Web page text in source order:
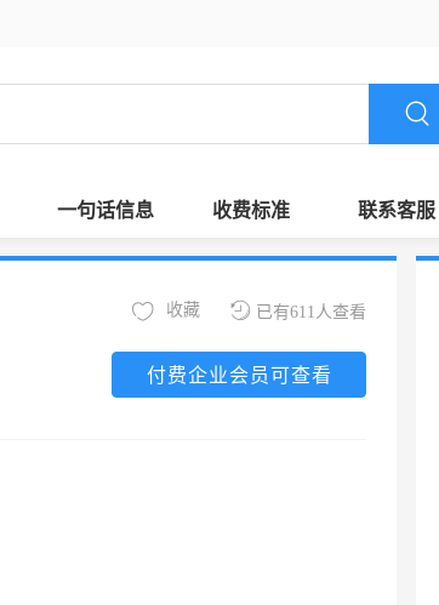
一句话信息 收费标准 联系客服
已有611人查看
收藏
付费企业会员可查看